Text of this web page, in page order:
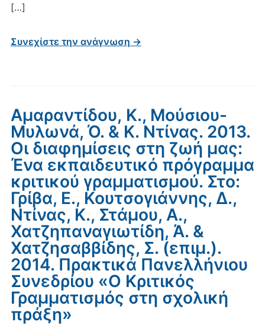
[…]
Συνεχίστε την ανάγνωση →
Αμαραντίδου, Κ., Μούσιου-
Μυλωνά, Ό. & Κ. Ντίνας. 2013.
Οι διαφημίσεις στη ζωή μας:
Ένα εκπαιδευτικό πρόγραμμα
κριτικού γραμματισμού. Στο:
Γρίβα, Ε., Κουτσογιάννης, Δ.,
Ντίνας, Κ., Στάμου, Α.,
Χατζηπαναγιωτίδη, Ά. &
Χατζησαββίδης, Σ. (επιμ.).
2014. Πρακτικά Πανελλήνιου
Συνεδρίου «Ο Κριτικός
Γραμματισμός στη σχολική
πράξη»